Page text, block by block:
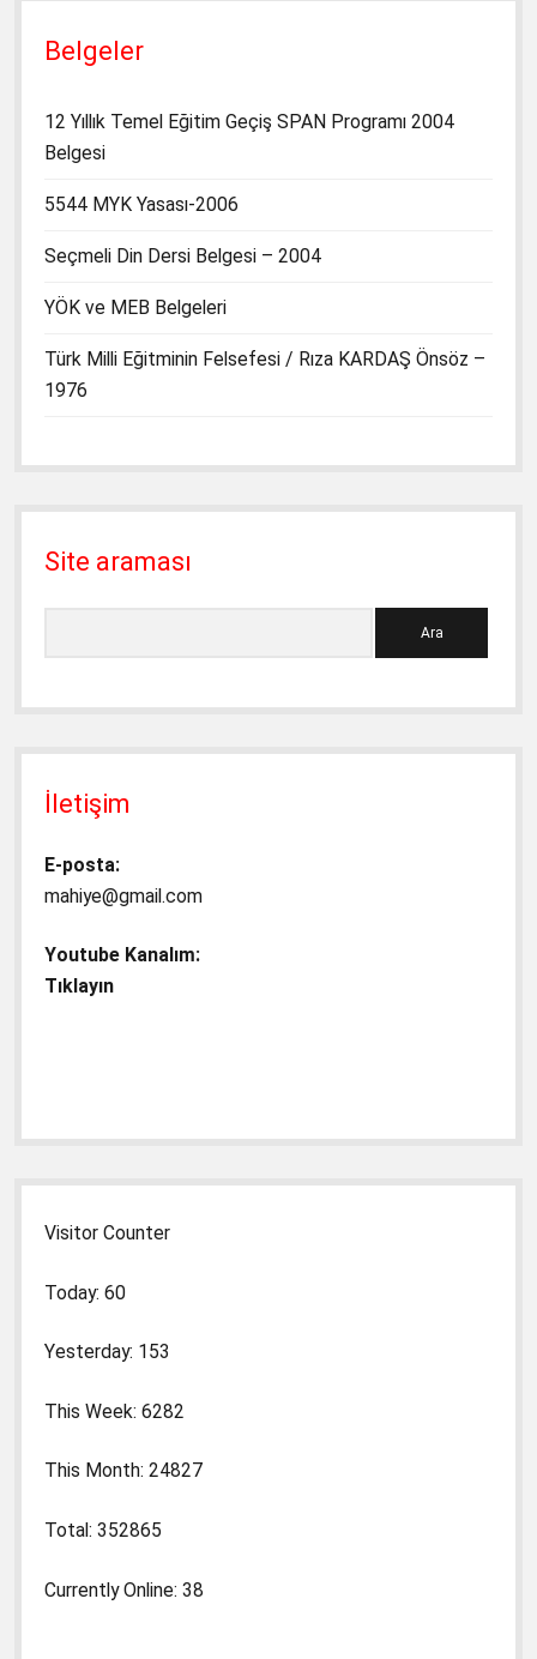
Belgeler
12 Yıllık Temel Eğitim Geçiş SPAN Programı 2004
Belgesi
5544 MYK Yasası-2006
Seçmeli Din Dersi Belgesi – 2004
YÖK ve MEB Belgeleri
Türk Milli Eğitminin Felsefesi / Rıza KARDAŞ Önsöz –
1976
Site araması
İletişim
E-posta:
mahiye@gmail.com
Youtube Kanalım:
Tıklayın
Visitor Counter
Today: 60
Yesterday: 153
This Week: 6282
This Month: 24827
Total: 352865
Currently Online: 38